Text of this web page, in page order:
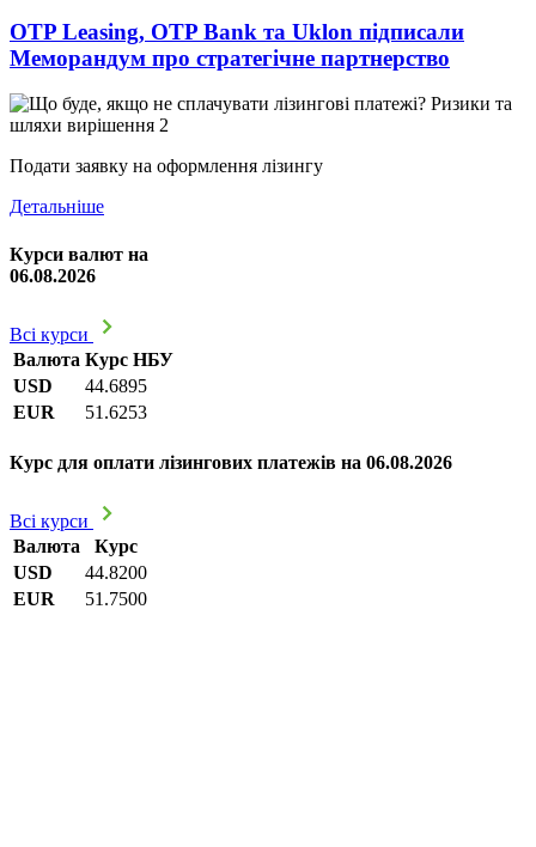
OTP Leasing, OTP Bank та Uklon підписали
Меморандум про стратегічне партнерство
Подати заявку на оформлення лізингу
Детальніше
Курси валют на
06.08.2026
Всі курси
Валюта Курс НБУ
USD
44.6895
EUR
51.6253
Курс для оплати лізингових платежів на 06.08.2026
Всі курси
Валюта
Курс
USD
44.8200
EUR
51.7500